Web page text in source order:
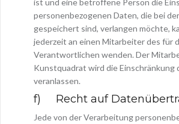
personenbezogenen Daten, die bei
gespeichert sind, verlangen möchte,
jederzeit an einen Mitarbeiter des für
Verantwortlichen wenden. Der
Kunstquadrat wird die Einschränkung
veranlassen.
f) Recht auf
Jede von der Verarbeitung